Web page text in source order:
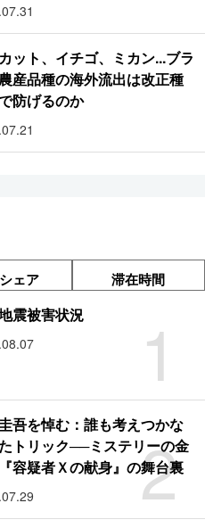
ット、イチゴ、ミカン...ブラ
産品種の海外流出は改正種
防げるのか
ェア 滞在時間
1
震被害状況
2
吾を悼む：誰も考えつかな
トリック──ミステリーの金
容疑者Ｘの献身』の舞台裏